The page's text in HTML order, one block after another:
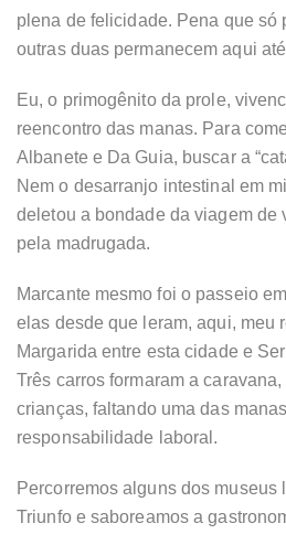
plena de felicidade. Pena que só
outras duas permanecem aqui
Eu, o primogênito da prole,
reencontro das manas. Para
Albanete e Da Guia, buscar a
Nem o desarranjo intestinal em
deletou a bondade da viagem de
pela madrugada.
Marcante mesmo foi o passeio
elas desde que leram, aqui, meu
Margarida entre esta cidade e
Três carros formaram a
crianças, faltando uma das
responsabilidade laboral.
Percorremos alguns dos museus
Triunfo e saboreamos a